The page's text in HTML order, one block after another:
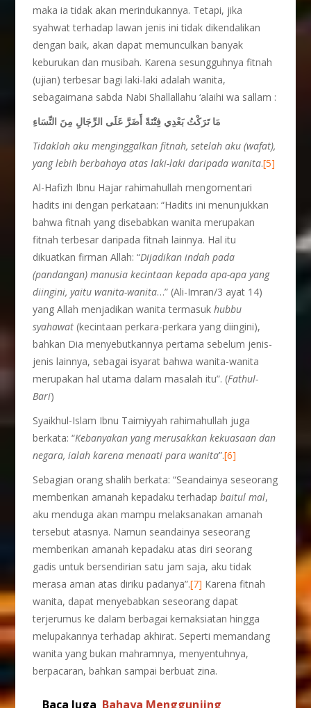
maka ia tidak akan merindukannya. Tetapi, jika
syahwat terhadap lawan jenis ini tidak dikendalikan
dengan baik, akan dapat memunculkan banyak
keburukan dan musibah. Karena sesungguhnya fitnah
(ujian) terbesar bagi laki-laki adalah wanita,
sebagaimana sabda Nabi Shallallahu ‘alaihi wa sallam :
مَا تَرَكْتُ بَعْدِي فِتْنَةً أَضَرَّ عَلَى الرِّجَالِ مِنَ النِّسَاءِ
Tidaklah aku menginggalkan fitnah, setelah aku (wafat),
yang lebih berbahaya atas laki-laki daripada wanita.[5]
Al-Hafizh Ibnu Hajar rahimahullah mengomentari
hadits ini dengan perkataan: “Hadits ini menunjukkan
bahwa fitnah yang disebabkan wanita merupakan
fitnah terbesar daripada fitnah lainnya. Hal itu
dikuatkan firman Allah: “Dijadikan indah pada
(pandangan) manusia kecintaan kepada apa-apa yang
diingini, yaitu wanita-wanita…” (Ali-Imran/3 ayat 14)
yang Allah menjadikan wanita termasukhubbu
syahawat (kecintaan perkara-perkara yang diingini),
bahkan Dia menyebutkannya pertama sebelum jenis-
jenis lainnya, sebagai isyarat bahwa wanita-wanita
merupakan hal utama dalam masalah itu”. (Fathul-
Bari)
Syaikhul-Islam Ibnu Taimiyyah rahimahullah juga
berkata: “Kebanyakan yang merusakkan kekuasaan dan
negara, ialah karena menaati para wanita”.[6]
Sebagian orang shalih berkata: “Seandainya seseorang
memberikan amanah kepadaku terhadapbaitul mal,
aku menduga akan mampu melaksanakan amanah
tersebut atasnya. Namun seandainya seseorang
memberikan amanah kepadaku atas diri seorang
gadis untuk bersendirian satu jam saja, aku tidak
merasa aman atas diriku padanya”.[7] Karena fitnah
wanita, dapat menyebabkan seseorang dapat
terjerumus ke dalam berbagai kemaksiatan hingga
melupakannya terhadap akhirat. Seperti memandang
wanita yang bukan mahramnya, menyentuhnya,
berpacaran, bahkan sampai berbuat zina.
Baca Juga Bahaya Menggunjing